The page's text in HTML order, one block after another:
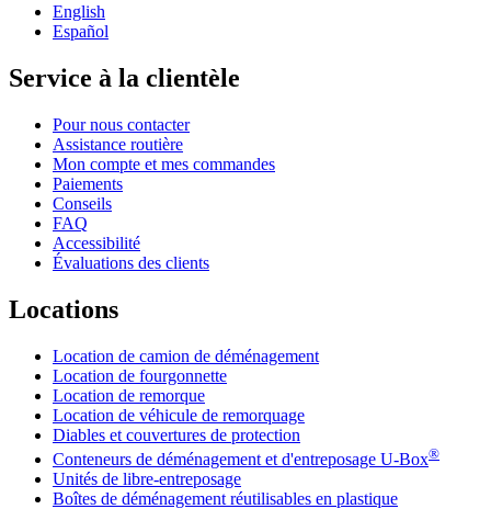
English
Español
Service à la clientèle
Pour nous contacter
Assistance routière
Mon compte et mes commandes
Paiements
Conseils
FAQ
Accessibilité
Évaluations des clients
Locations
Location de camion de déménagement
Location de fourgonnette
Location de remorque
Location de véhicule de remorquage
Diables et couvertures de protection
Conteneurs de déménagement et d'entreposage U-Box®
Unités de libre-entreposage
Boîtes de déménagement réutilisables en plastique